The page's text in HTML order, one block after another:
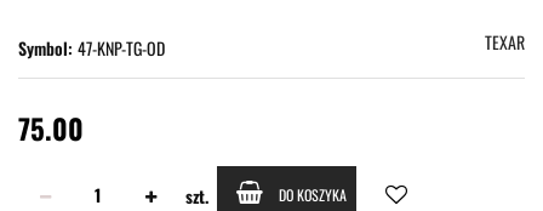
Symbol: 47-KNP-TG-OD TEXAR
75.00
szt. DO KOSZYKA